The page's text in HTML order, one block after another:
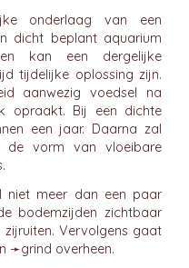
onderlaag van een
dicht beplant aquarium
kan een dergelijke
tijdelijke oplossing zijn.
aanwezig voedsel na
opraakt. Bij een dichte
een jaar. Daarna zal
de vorm van vloeibare
niet meer dan een paar
bodemzijden zichtbaar
Vervolgens gaat
➛grind overheen.